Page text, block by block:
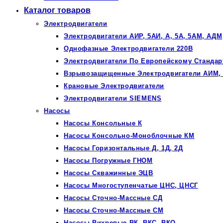
Каталог товаров
Электродвигатели
Электродвигатели АИР, 5АИ, А, 5А, 5АМ, АДМ
Однофазные Электродвигатели 220В
Электродвигатели По Европейскому
Взрывозащищенные Электродвигатели
Крановые Электродвигатели
Электродвигатели SIEMENS
Насосы
Насосы Консольные К
Насосы Консольно-Моноблочные КМ
Насосы Горизонтальные Д, 1Д, 2Д
Насосы Погружные ГНОМ
Насосы Скважинные ЭЦВ
Насосы Многоступенчатые ЦНС, ЦНСГ
Насосы Сточно-Массные СД
Насосы Сточно-Массные СМ